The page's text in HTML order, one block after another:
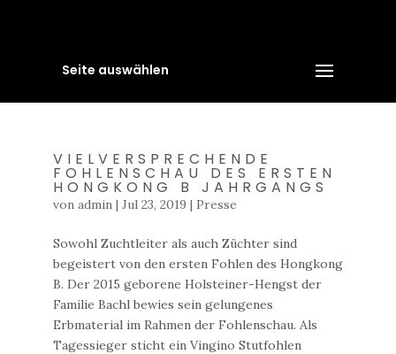
Seite auswählen
VIELVERSPRECHENDE
FOHLENSCHAU DES ERSTEN
HONGKONG B JAHRGANGS
von admin| Jul 23, 2019 | Presse
Sowohl Zuchtleiter als auch Züchter sind
begeistert von den ersten Fohlen des Hongkong
B. Der 2015 geborene Holsteiner-Hengst der
Familie Bachl bewies sein gelungenes
Erbmaterial im Rahmen der Fohlenschau. Als
Tagessieger sticht ein Vingino Stutfohlen